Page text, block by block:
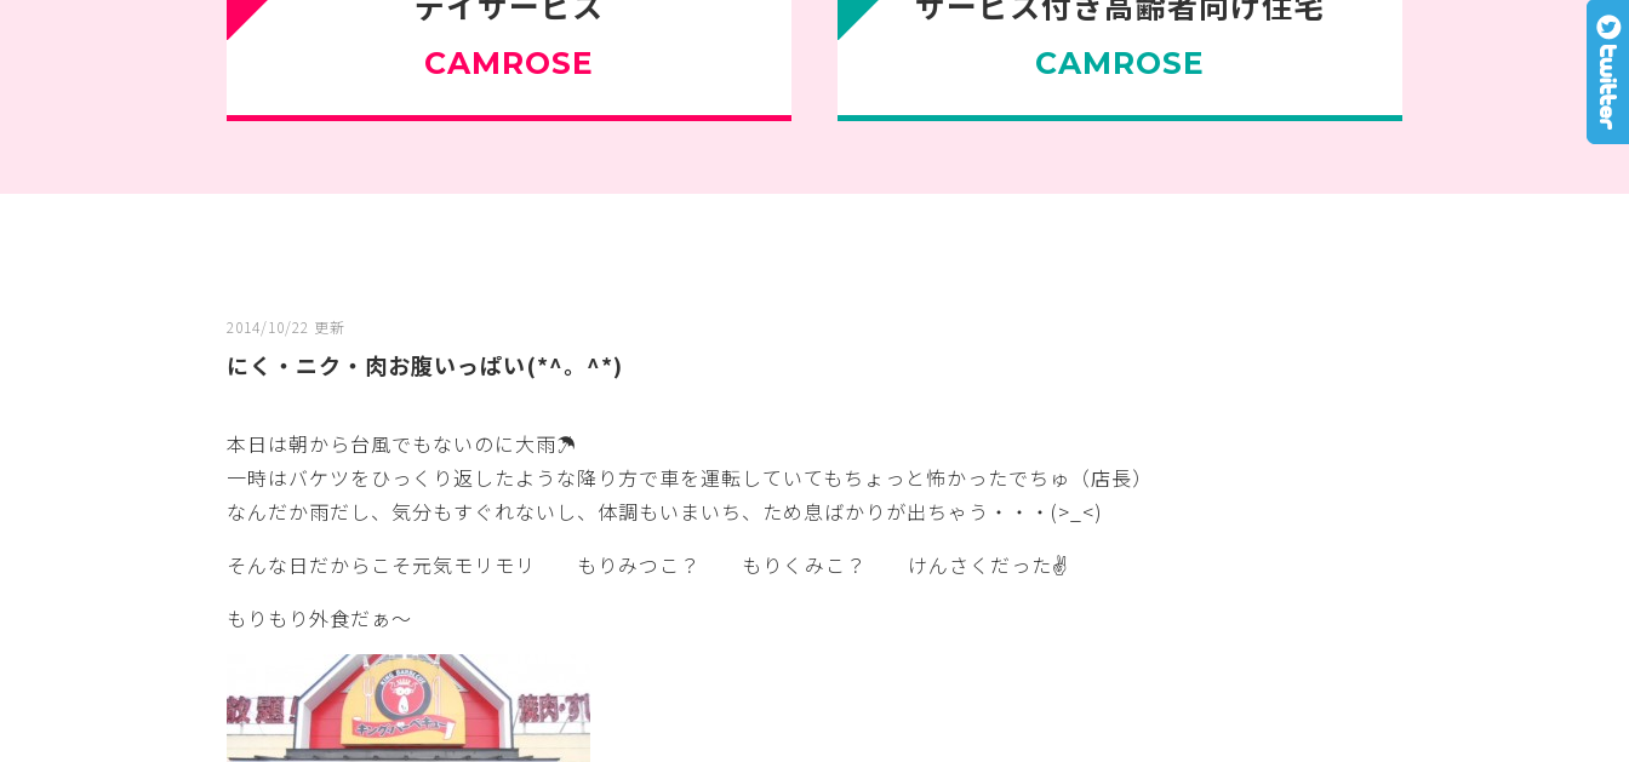
CAMROSE CAMROSE
2014/10/22 更新
にく・ニク・肉お腹いっぱい(*^。^*)
本日は朝から台風でもないのに大雨☂
一時はバケツをひっくり返したような降り方で車を運転していてもちょっと怖かったでちゅ（店長）
なんだか雨だし、気分もすぐれないし、体調もいまいち、ため息ばかりが出ちゃう・・・(>_<)
そんな日だからこそ元気モリモリ もりみつこ？ もりくみこ？ けんさくだった✌
もりもり外食だぁ～